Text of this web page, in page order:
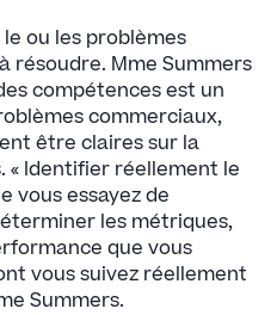
ou les problèmes
résoudre. Mme Summers
compétences est un
commerciaux,
être claires sur la
« Identifier réellement le
vous essayez de
les métriques,
que vous
vous suivez réellement
Summers.